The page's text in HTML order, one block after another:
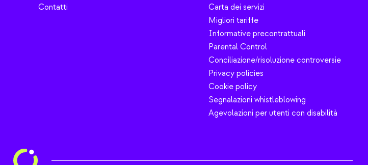
Contatti
Carta dei servizi
Migliori tariffe
Informative precontrattuali
Parental Control
Conciliazione/risoluzione controversie
Privacy policies
Cookie policy
Segnalazioni whistleblowing
Agevolazioni per utenti con disabilità